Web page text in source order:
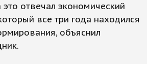
отвечал экономический
все три года находился
объяснил